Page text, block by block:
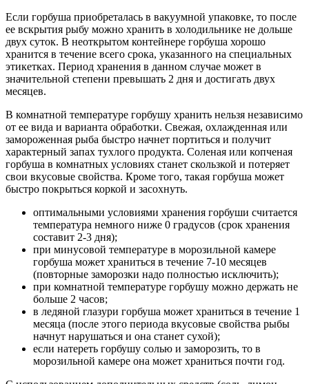
Если горбуша приобреталась в вакуумной упаковке, то после
ее вскрытия рыбу можно хранить в холодильнике не дольше
двух суток. В неоткрытом контейнере горбуша хорошо
хранится в течение всего срока, указанного на специальных
этикетках. Период хранения в данном случае может в
значительной степени превышать 2 дня и достигать двух
месяцев.
В комнатной температуре горбушу хранить нельзя независимо
от ее вида и варианта обработки. Свежая, охлажденная или
замороженная рыба быстро начнет портиться и получит
характерный запах тухлого продукта. Соленая или копченая
горбуша в комнатных условиях станет скользкой и потеряет
свои вкусовые свойства. Кроме того, такая горбуша может
быстро покрыться коркой и засохнуть.
оптимальными условиями хранения горбуши считается
температура немного ниже 0 градусов (срок хранения
составит 2-3 дня);
при минусовой температуре в морозильной камере
горбуша может храниться в течение 7-10 месяцев
(повторные заморозки надо полностью исключить);
при комнатной температуре горбушу можно держать не
больше 2 часов;
в ледяной глазури горбуша может храниться в течение 1
месяца (после этого периода вкусовые свойства рыбы
начнут нарушаться и она станет сухой);
если натереть горбушу солью и заморозить, то в
морозильной камере она может храниться почти год.